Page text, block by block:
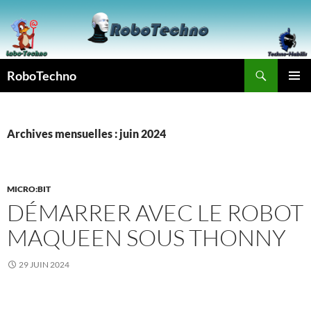
au
contenu
RoboTechno
Archives mensuelles : juin 2024
MICRO:BIT
DÉMARRER AVEC LE ROBOT
MAQUEEN SOUS THONNY
29 JUIN 2024